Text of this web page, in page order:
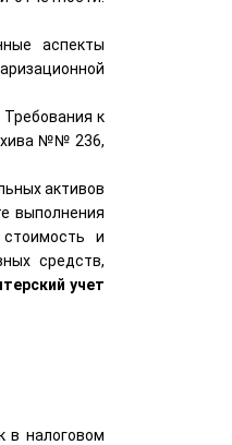
аспекты
Требования к
№№ 236,
активов
выполнения
и
средств,
учет
в налоговом